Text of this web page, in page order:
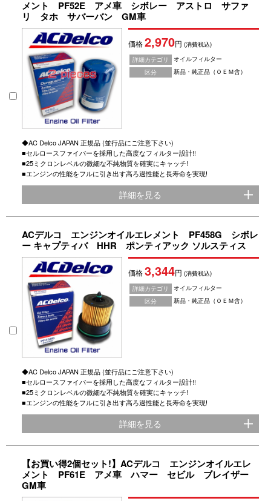
メント PF52E アメ車 シボレー アストロ サファ
リ タホ サバーバン GM車
価格2,970円(消費税込)
詳細カテゴリ
オイルフィルター
区分
新品・純正品（ＯＥＭ含）
◆AC Delco JAPAN 正規品 (並行品にご注意下さい)
■セルロースファイバーを採用した高度なフィルター設計!!
■25ミクロンレベルの微細な不純物質を確実にキャッチ!
■エンジンの性能をフルに引き出す高ろ過性能と長寿命を実現!
詳細を見る
ACデルコ エンジンオイルエレメント PF458G シボレ
ー キャプティバ HHR ポンティアック ソルスティス
価格3,344円(消費税込)
詳細カテゴリ
オイルフィルター
区分
新品・純正品（ＯＥＭ含）
◆AC Delco JAPAN 正規品 (並行品にご注意下さい)
■セルロースファイバーを採用した高度なフィルター設計!!
■25ミクロンレベルの微細な不純物質を確実にキャッチ!
■エンジンの性能をフルに引き出す高ろ過性能と長寿命を実現!
詳細を見る
【お買い得2個セット!】ACデルコ エンジンオイルエレ
メント PF61E アメ車 ハマー セビル ブレイザー
GM車